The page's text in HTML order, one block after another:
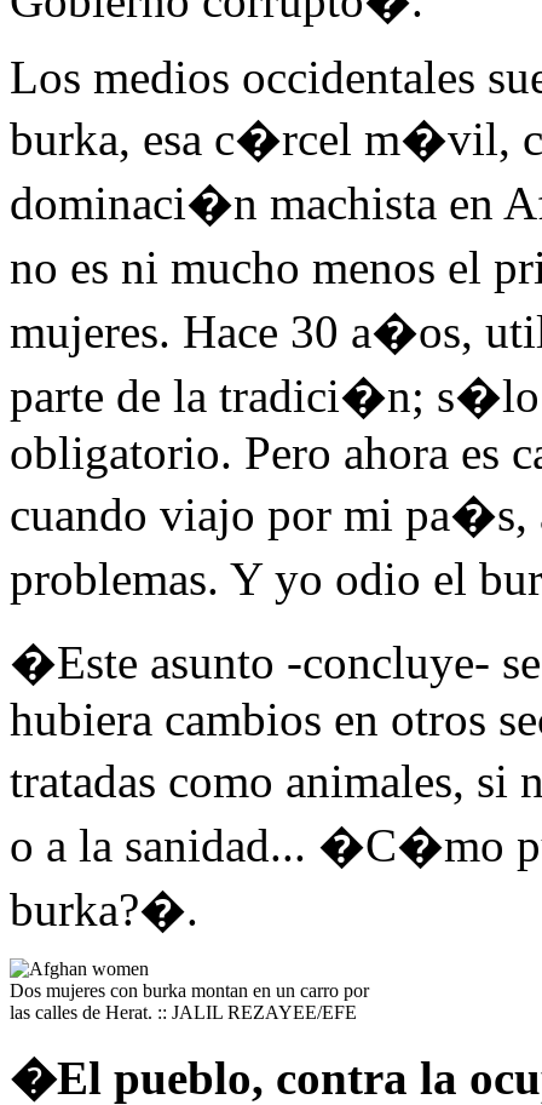
Los medios occidentales
burka, esa c�rcel m�vil,
dominaci�n machista en
no es ni mucho menos el
mujeres. Hace 30 a�os,
parte de la tradici�n; s�lo
obligatorio. Pero ahora es
cuando viajo por mi pa�s,
problemas. Y yo odio el
�Este asunto -concluye-
hubiera cambios en otros
tratadas como animales,
o a la sanidad... �C�mo
burka?�.
Dos mujeres con burka montan en un carro por
las calles de Herat. :: JALIL REZAYEE/EFE
�El pueblo, contra la